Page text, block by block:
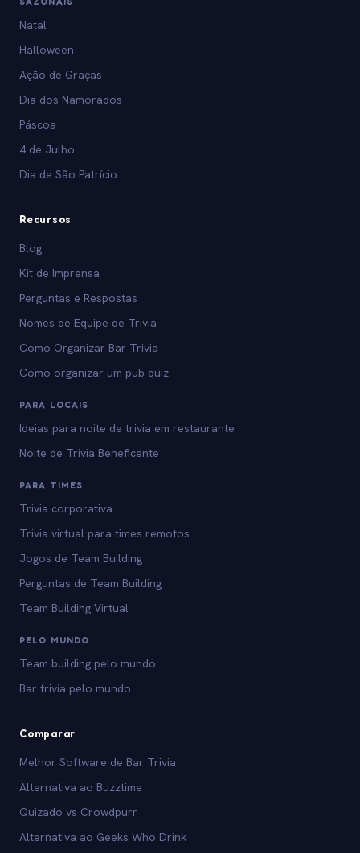
Natal
Halloween
Ação de Graças
Dia dos Namorados
Páscoa
4 de Julho
Dia de São Patrício
Recursos
Blog
Kit de Imprensa
Perguntas e Respostas
Nomes de Equipe de Trivia
Como Organizar Bar Trivia
Como organizar um pub quiz
PARA LOCAIS
Ideias para noite de trivia em restaurante
Noite de Trivia Beneficente
PARA TIMES
Trivia corporativa
Trivia virtual para times remotos
Jogos de Team Building
Perguntas de Team Building
Team Building Virtual
PELO MUNDO
Team building pelo mundo
Bar trivia pelo mundo
Comparar
Melhor Software de Bar Trivia
Alternativa ao Buzztime
Quizado vs Crowdpurr
Alternativa ao Geeks Who Drink